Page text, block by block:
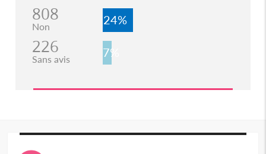
808
Non 24%
226
Sans avis 7%